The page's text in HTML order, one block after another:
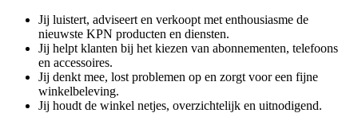
Jij luistert, adviseert en verkoopt met enthousiasme de
nieuwste KPN producten en diensten.
Jij helpt klanten bij het kiezen van abonnementen, telefoons
en accessoires.
Jij denkt mee, lost problemen op en zorgt voor een fijne
winkelbeleving.
Jij houdt de winkel netjes, overzichtelijk en uitnodigend.